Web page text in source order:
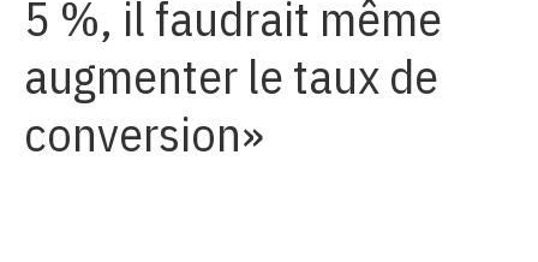
5 %, il faudrait même
augmenter le taux de
conversion